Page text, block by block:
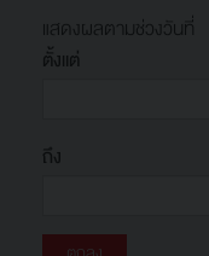
แสดงผลตามช่วงวันที่
ตั้งแต่
ถึง